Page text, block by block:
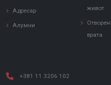
Адресар
Алумни
живот
врата
+381 11 3206 102